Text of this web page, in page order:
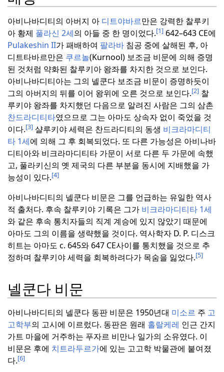
아비나바디티의 아버지 아 디트야바르만은 강력한 찰루키
아 황제 풀라신 2세의 아들 중 한 명이었다.[1] 642–643 CE에
Pulakeshin II가 패배하여 팔라바 침공 중에 살해된 후, 아
디트타바르만은 쿠르놀(Kurnool) 보조금 비문에 의해 증명
된 것처럼 약화된 찰루키아 왕좌를 차지한 것으로 보인다.
아비나바디티아는 그의 넬쿤다 보조금 비문이 증명하듯이
그의 아버지의 뒤를 이어 왕위에 오른 것으로 보인다.[2] 찰
루키야 왕좌를 차지했던 다음으로 알려진 사람은 그의 삼촌
찬드라디티타였으므로 그는 아마도 상속자 없이 죽었을 것
이다.[3] 샬루키야 세력은 찬드라디티의 동생 비크라마디티
타 1세에 의해 그 후 회복되었다. 또 다른 가능성은 아비나바
디티아와 비크라마디티타 가문이 서로 다른 두 가문에 속했
고, 풀라키신의 옛 제국의 다른 부분을 동시에 지배했을 가
능성이 있다.[4]
아비나바디티의 넬쿤다 비문은 그를 언급하는 유일한 역사
적 출처다. 후속 찰루키야 기록은 그가 비크라마디티타 1세
와 같은 후속 통치자들의 직계 계승에 있지 않았기 때문에
아마도 그의 이름을 생략했을 것이다. 역사학자 D. P. 디스크
히트는 아마도 c. 645와 647 CE사이를 통치했을 것으로 추
정하며 찰루키야 세력을 회복하려다가 목숨을 잃었다.[5]
넬쿤다 비문
아비나바디티의 넬쿤다 동판 비문은 1950년대 미소르 주 고
고학부의 고시에 이르렀다. 동판은 원래 홀랄케레 인근 간지
가트 마을에 거주하는 푸자르 비만나 일가의 소유였다. 이
비문은 후에 치트라두르가에 있는 고고학 박물관에 붙여졌
다.[6]